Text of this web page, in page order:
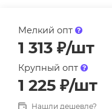
Мелкий опт
1 313 ₽/шт
Крупный опт
1 225 ₽/шт
Нашли дешевле?